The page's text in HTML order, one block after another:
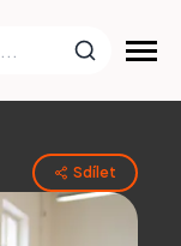
Sdílet